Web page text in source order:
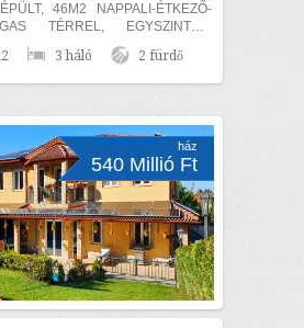
46M2 NAPPALI-ÉTKEZŐ-
TÉRREL, EGYSZINTES,
HÁZ ELADÓ! Érden, a
részen 840m2...
3 háló 2 fürdő
ház
540 Millió Ft